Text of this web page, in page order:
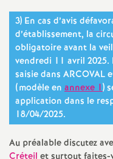
3) En cas d’avis
d’établissement, la
obligatoire avant la
vendredi 11 avril
saisie dans ARCOVAL
(modèle en annexe 1)
application dans le
18/04/2025.
Au préalable discutez